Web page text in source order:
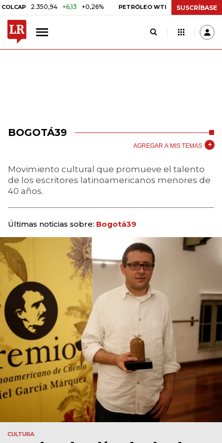
2.350,94 +6,13 +0,26% PETRÓLEO WTI US$ 78,01 US$ 2,92
SUSCRÍBASE
BOGOTÁ39
AGREGAR A MIS TEMAS
Movimiento cultural que promueve el talento
de los escritores latinoamericanos menores de
40 años.
Últimas noticias sobre: Bogotá39
CULTURA